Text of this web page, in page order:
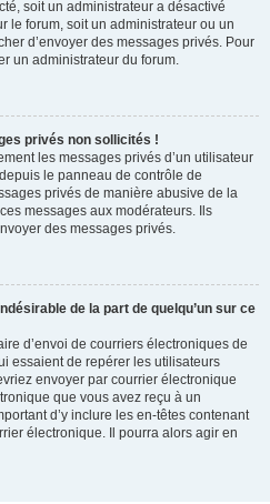
soit un administrateur a désactivé
le forum, soit un administrateur ou un
d’envoyer des messages privés. Pour
un administrateur du forum.
privés non sollicités !
les messages privés d’un utilisateur
le panneau de contrôle de
privés de manière abusive de la
messages aux modérateurs. Ils
des messages privés.
de la part de quelqu’un sur ce
d’envoi de courriers électroniques de
essaient de repérer les utilisateurs
envoyer par courrier électronique
que vous avez reçu à un
d’y inclure les en-têtes contenant
électronique. Il pourra alors agir en